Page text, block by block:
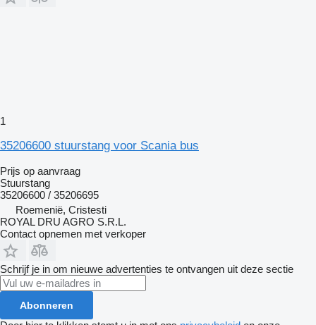
1
35206600 stuurstang voor Scania bus
Prijs op aanvraag
Stuurstang
35206600 / 35206695
Roemenië, Cristesti
ROYAL DRU AGRO S.R.L.
Contact opnemen met verkoper
Schrijf je in om nieuwe advertenties te ontvangen uit deze sectie
Abonneren